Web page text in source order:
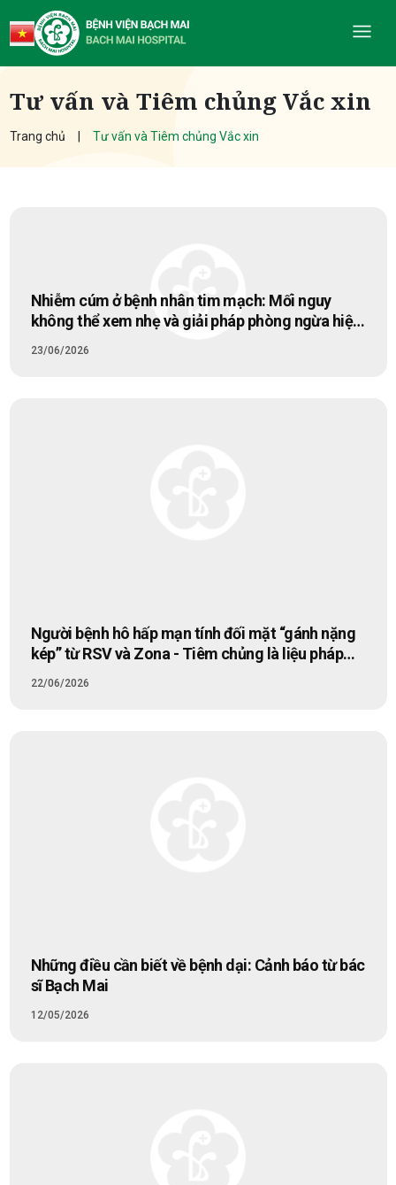
Tư vấn và Tiêm chủng Vắc xin
Trang chủ Tư vấn và Tiêm chủng Vắc xin
Nhiễm cúm ở bệnh nhân tim mạch: Mối nguy
không thể xem nhẹ và giải pháp phòng ngừa hiệu
23/06/2026
Người bệnh hô hấp mạn tính đối mặt “gánh nặng
kép” từ RSV và Zona - Tiêm chủng là liệu pháp
22/06/2026
Những điều cần biết về bệnh dại: Cảnh báo từ bác
sĩ Bạch Mai
12/05/2026